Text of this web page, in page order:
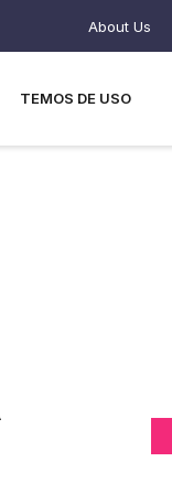
About Us
TEMOS DE USO